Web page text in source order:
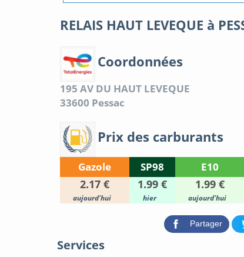
RELAIS HAUT LEVEQUE à
Coordonnées
195 AV DU HAUT LEVEQUE
33600 Pessac
Prix des carburants
Gazole SP98 E10
2.17 € 1.99 € 1.99 €
aujourd'hui hier aujourd'hui
Partager
Services